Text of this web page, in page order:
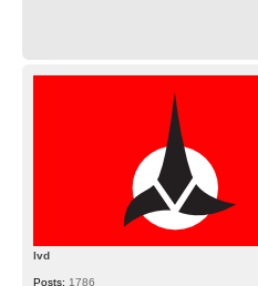
lvd
Posts: 1786